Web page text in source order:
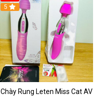
5
Chày Rung Leten Miss Cat AV